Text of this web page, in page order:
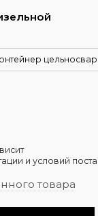
и условий
товара